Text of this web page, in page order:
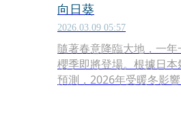
向日葵
2026.03.09 05:57
隨著春意降臨大地，一
櫻季即將登場。根據日
預測，2026年受暖冬影